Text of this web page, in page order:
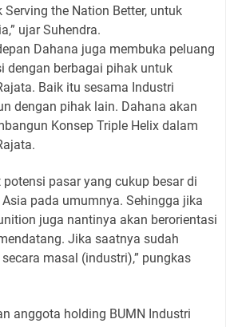
the Nation Better, untuk
ujar Suhendra.
Dahana juga membuka peluang
dengan berbagai pihak untuk
Baik itu sesama Industri
dengan pihak lain. Dahana akan
Konsep Triple Helix dalam
pasar yang cukup besar di
pada umumnya. Sehingga jika
juga nantinya akan berorientasi
Jika saatnya sudah
masal (industri),” pungkas
anggota holding BUMN Industri